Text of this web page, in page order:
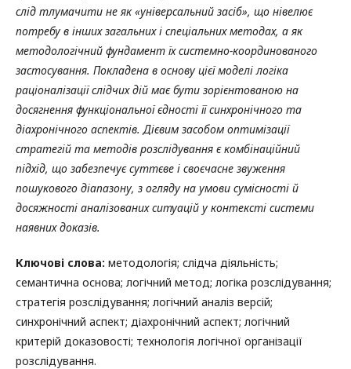
слід тлумачити не як «універсальний засіб», що нівелює
потребу в інших загальних і спеціальних методах, а як
методологічний фундамент їх системно-координованого
застосування. Покладена в основу цієї моделі логіка
раціоналізації слідчих дій має бути зорієнтованою на
досягнення функціональної єдності її синхронічного та
діахронічного аспектів. Дієвим засобом оптимізації
стратегій та методів розслідування є комбінаційний
підхід, що забезпечує суттєве і своєчасне звуження
пошукового діапазону, з огляду на умови сумісності й
досяжності аналізованих ситуацій у контексті системи
наявних доказів.
Ключові слова: методологія; слідча діяльність;
семантична основа; логічний метод; логіка розслідування;
стратегія розслідування; логічний аналіз версій;
синхронічний аспект; діахронічний аспект; логічний
критерій доказовості; технологія логічної організації
розслідування.